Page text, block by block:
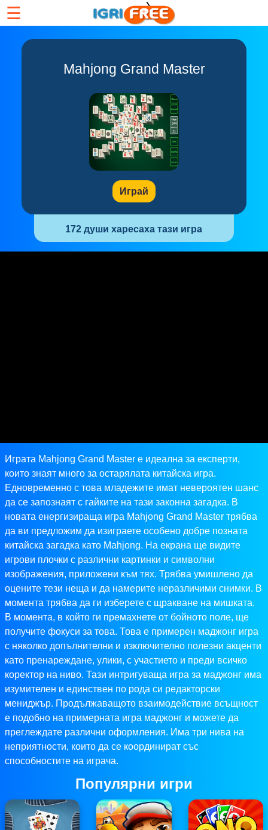
☰
Mahjong Grand Master
Играй
172 души харесаха тази игра
Играта Mahjong Grand Master е идеална за експерти,
които знаят много за остарялата китайска игра.
Едновременно с това младежите имат невероятен шанс
да се запознаят с гайките на тази законна загадка. В
новата енергизираща игра Mahjong Grand Master трябва
да ви предложим да изиграете особено добре позната
китайска загадка като Mahjong. На екрана ще видите
игрови плочки с различни картинки и символни
изображения, приложени към тях. Трябва умишлено да
оцените тези неща и да намерите неразличими снимки. В
момента трябва да ги изберете с щракване на мишката.
В момента, в който ги премахнете от бойното поле, ще
получите фокуси за това. Това е примерен маджонг игра
с няколко допълнителни и изключително полезни акценти
като пренареждане, улики, с участието и преди всичко
коректор на ниво. Тази интригуваща игра за маджонг има
изумителен и единствен по рода си редакторски
мениджър. Продължаващото взаимодействие всъщност
е подобно на примерната игра маджонг и можете да
преглеждате различни оформления. Има три нива на
неприятности, които да се координират със
способностите на играча.
Популярни игри